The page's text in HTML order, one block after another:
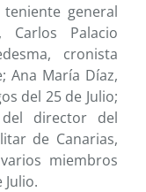
general
Palacio
cronista
Ana María Díaz,
del 25 de Julio;
del director del
de Canarias,
miembros